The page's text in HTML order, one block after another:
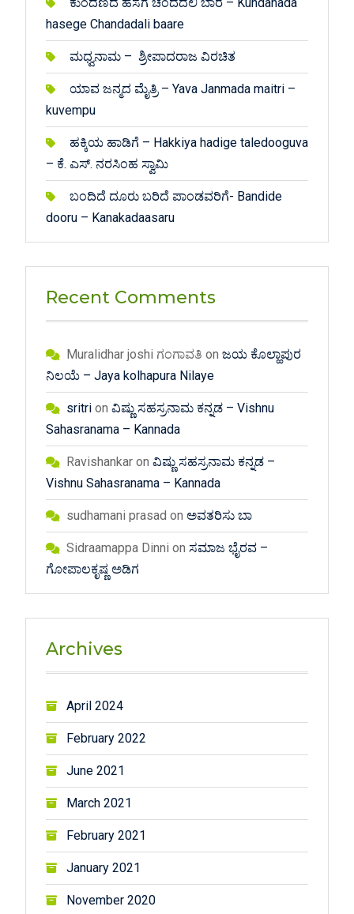
hasege Chandadali baare
ಮಧ್ವನಾಮ – ಶ್ರೀಪಾದರಾಜ ವಿರಚಿತ
ಯಾವ ಜನ್ಮದ ಮೈತ್ರಿ – Yava Janmada maitri –
kuvempu
ಹಕ್ಕಿಯ ಹಾಡಿಗೆ – Hakkiya hadige taledooguva
– ಕೆ. ಎಸ್. ನರಸಿಂಹ ಸ್ವಾಮಿ
ಬಂದಿದೆ ದೂರು ಬರಿದೆ ಪಾಂಡವರಿಗೆ- Bandide
dooru – Kanakadaasaru
Recent Comments
Muralidhar joshi ಗಂಗಾವತಿ on ಜಯ ಕೊಲ್ಹಾಪುರ
ನಿಲಯೆ – Jaya kolhapura Nilaye
sritrion ವಿಷ್ಣು ಸಹಸ್ರನಾಮ ಕನ್ನಡ – Vishnu
Sahasranama – Kannada
Ravishankaron ವಿಷ್ಣು ಸಹಸ್ರನಾಮ ಕನ್ನಡ –
Vishnu Sahasranama – Kannada
sudhamani prasad on ಅವತರಿಸು ಬಾ
Sidraamappa Dinni on ಸಮಾಜ ಭೈರವ –
ಗೋಪಾಲಕೃಷ್ಣ ಅಡಿಗ
Archives
April 2024
February 2022
June 2021
March 2021
February 2021
January 2021
November 2020